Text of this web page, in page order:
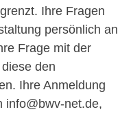
Ihre Fragen
persönlich an
Frage mit der
den
Ihre Anmeldung
info@bwv-net.de,